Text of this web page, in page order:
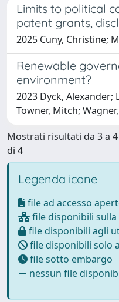
Limits to political
patent grants,
2025 Cuny, Christine;
Renewable
environment?
2023 Dyck, Alexander;
Towner, Mitch;
Mostrati risultati da 3 a 4
di 4
Legenda icone
file ad accesso
file disponibili
file disponibili agli
file disponibili solo
file sotto embargo
nessun file